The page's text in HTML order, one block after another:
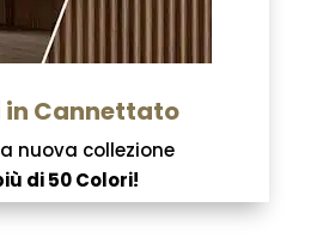
in Cannettato
nuova collezione
di 50 Colori!